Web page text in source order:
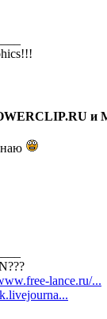
и
lance.ru/...